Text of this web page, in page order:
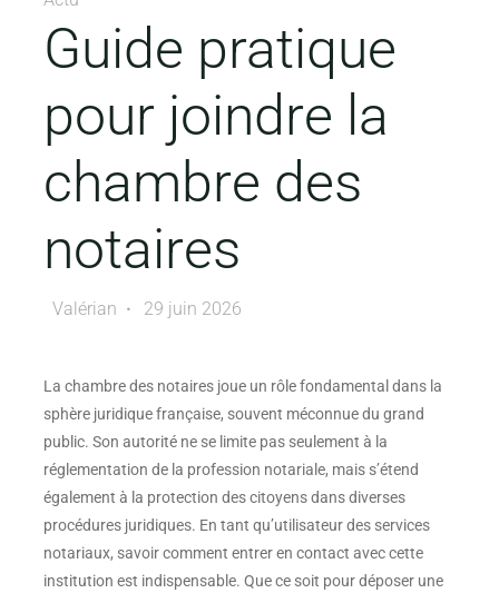
Guide pratique
pour joindre la
chambre des
notaires
Valérian 29 juin 2026
La chambre des notaires joue un rôle fondamental dans la
sphère juridique française, souvent méconnue du grand
public. Son autorité ne se limite pas seulement à la
réglementation de la profession notariale, mais s’étend
également à la protection des citoyens dans diverses
procédures juridiques. En tant qu’utilisateur des services
notariaux, savoir comment entrer en contact avec cette
institution est indispensable. Que ce soit pour déposer une